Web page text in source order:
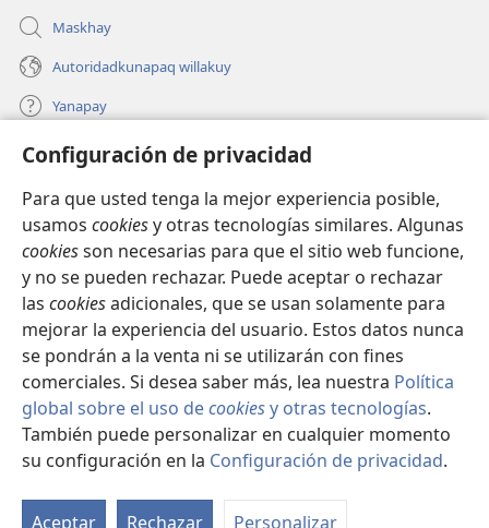
Configuración de privacidad
Para que usted tenga la mejor experiencia posible,
usamos cookiesy otras tecnologías similares. Algunas
cookiesson necesarias para que el sitio web funcione,
y no se pueden rechazar. Puede aceptar o rechazar
las cookiesadicionales, que se usan solamente para
mejorar la experiencia del usuario. Estos datos nunca
se pondrán a la venta ni se utilizarán con fines
comerciales. Si desea saber más, lea nuestra Política
global sobre el uso decookiesy otras tecnologías.
También puede personalizar en cualquier momento
su configuración en la Configuración de privacidad.
Aceptar Rechazar Personalizar
Maskhay
Autoridadkunapaq willakuy
Yanapay
Donacionta churanapaq
una
nueva
ventana)
INTERNETPI QELQANCHISKUNA Watchtower™
(abre
una
nueva
ventana)
JW Hub
(abre
una
nueva
ventana)
JW Library ®
Copyright© 2026 Watch Tower Bible and Tract Society of Pennsylvania.
IMATAN RUWAWAQ IMATAN MANA
|
DATOSKUNATA
WAQAYCHASQAYKUMANTA |CONFIGURACIÓN DE PRIVACIDAD